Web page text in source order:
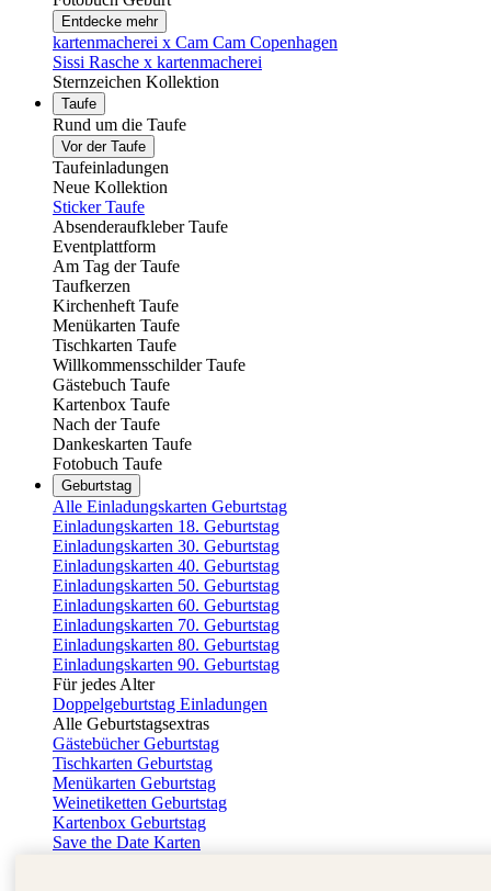
Entdecke mehr
kartenmacherei x Cam Cam Copenhagen
Sissi Rasche x kartenmacherei
Sternzeichen Kollektion
Taufe
Rund um die Taufe
Vor der Taufe
Taufeinladungen
Neue Kollektion
Sticker Taufe
Absenderaufkleber Taufe
Eventplattform
Am Tag der Taufe
Taufkerzen
Kirchenheft Taufe
Menükarten Taufe
Tischkarten Taufe
Willkommensschilder Taufe
Gästebuch Taufe
Kartenbox Taufe
Nach der Taufe
Dankeskarten Taufe
Fotobuch Taufe
Geburtstag
Alle Einladungskarten Geburtstag
Einladungskarten 18. Geburtstag
Einladungskarten 30. Geburtstag
Einladungskarten 40. Geburtstag
Einladungskarten 50. Geburtstag
Einladungskarten 60. Geburtstag
Einladungskarten 70. Geburtstag
Einladungskarten 80. Geburtstag
Einladungskarten 90. Geburtstag
Für jedes Alter
Doppelgeburtstag Einladungen
Alle Geburtstagsextras
Gästebücher Geburtstag
Tischkarten Geburtstag
Menükarten Geburtstag
Weinetiketten Geburtstag
Kartenbox Geburtstag
Save the Date Karten